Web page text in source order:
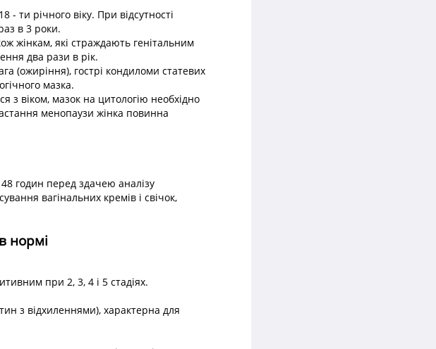
- ти річного віку. При відсутності
в 3 роки.
жінкам, які страждають генітальним
два рази в рік.
(ожиріння), гострі кондиломи статевих
мазка.
з віком, мазок на цитологію необхідно
менопаузи жінка повинна
годин перед здачею аналізу
вагінальних кремів і свічок,
нормі
при 2, 3, 4 і 5 стадіях.
з відхиленнями), характерна для